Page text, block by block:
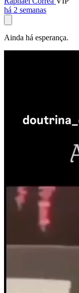
há 2 semanas
Ainda há esperança.